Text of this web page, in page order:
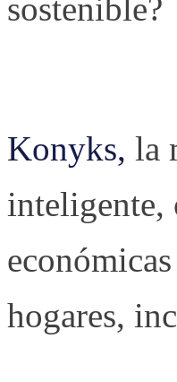
sostenible?
Konyks, la
inteligente,
hogares,